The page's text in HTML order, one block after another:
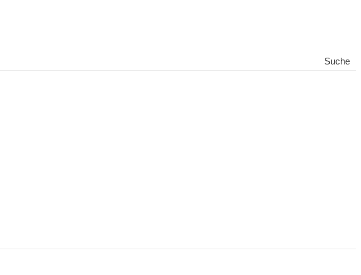
Suche